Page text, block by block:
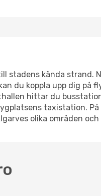
stadens kända strand.
du koppla upp dig på
hittar du
taxistation. På
olika områden